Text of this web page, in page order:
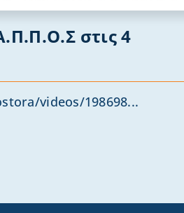
στις 4
videos/198698...